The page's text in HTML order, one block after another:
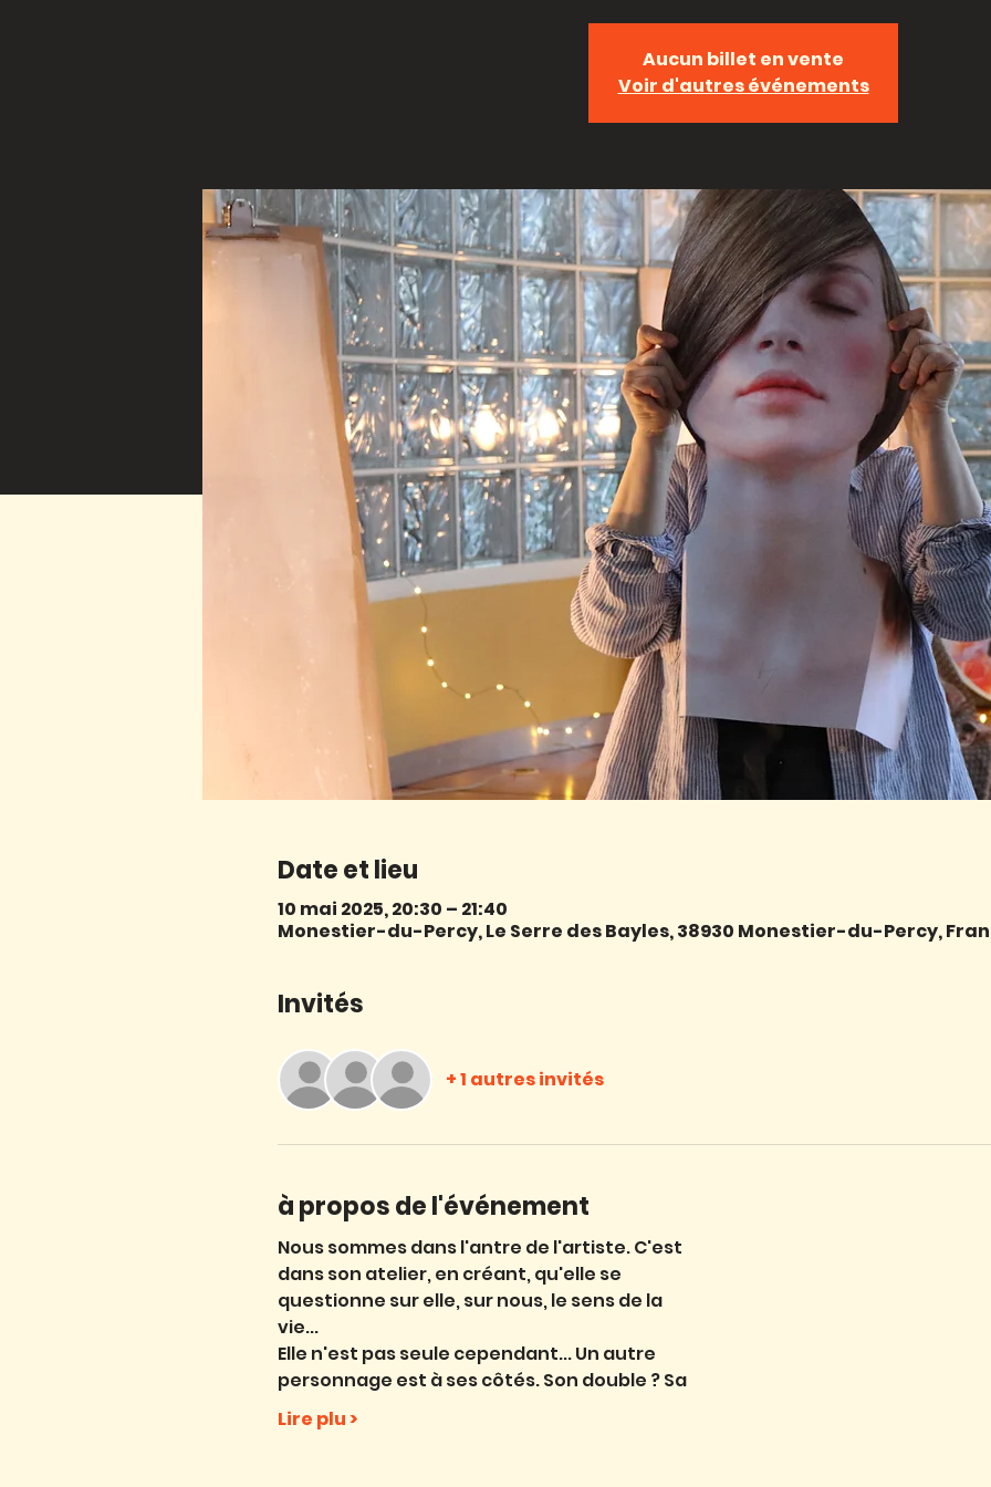
Aucun billet en vente
Voir d'autres événements
Date et lieu
10 mai 2025, 20:30 – 21:40
Monestier-du-Percy, Le Serre des Bayles, 38930 Monestier-du-Percy,
Invités
+ 1 autres invités
à propos de l'événement
Nous sommes dans l'antre de l'artiste. C'est
dans son atelier, en créant, qu'elle se
questionne sur elle, sur nous, le sens de la
vie...
Elle n'est pas seule cependant... Un autre
personnage est à ses côtés. Son double ? Sa
Lire plu >